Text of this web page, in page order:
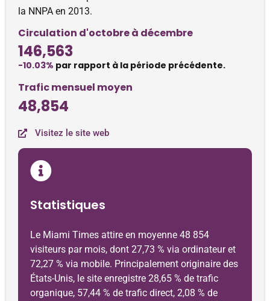
la NNPA en 2013.
Circulation d'octobre à décembre
146,563
-10.03% par rapport à la période précédente.
Trafic mensuel moyen
48,854
Visitez le site web
Statistiques
Le Miami Times attire en moyenne 48 854
visiteurs par mois, dont 27,73 % via ordinateur et
72,27 % via mobile. Principalement originaire des
États-Unis, le site enregistre 28,65 % de trafic
organique, 57,44 % de trafic direct, 2,08 % de